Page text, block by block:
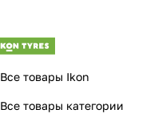
Все товары Ikon
Все товары категории